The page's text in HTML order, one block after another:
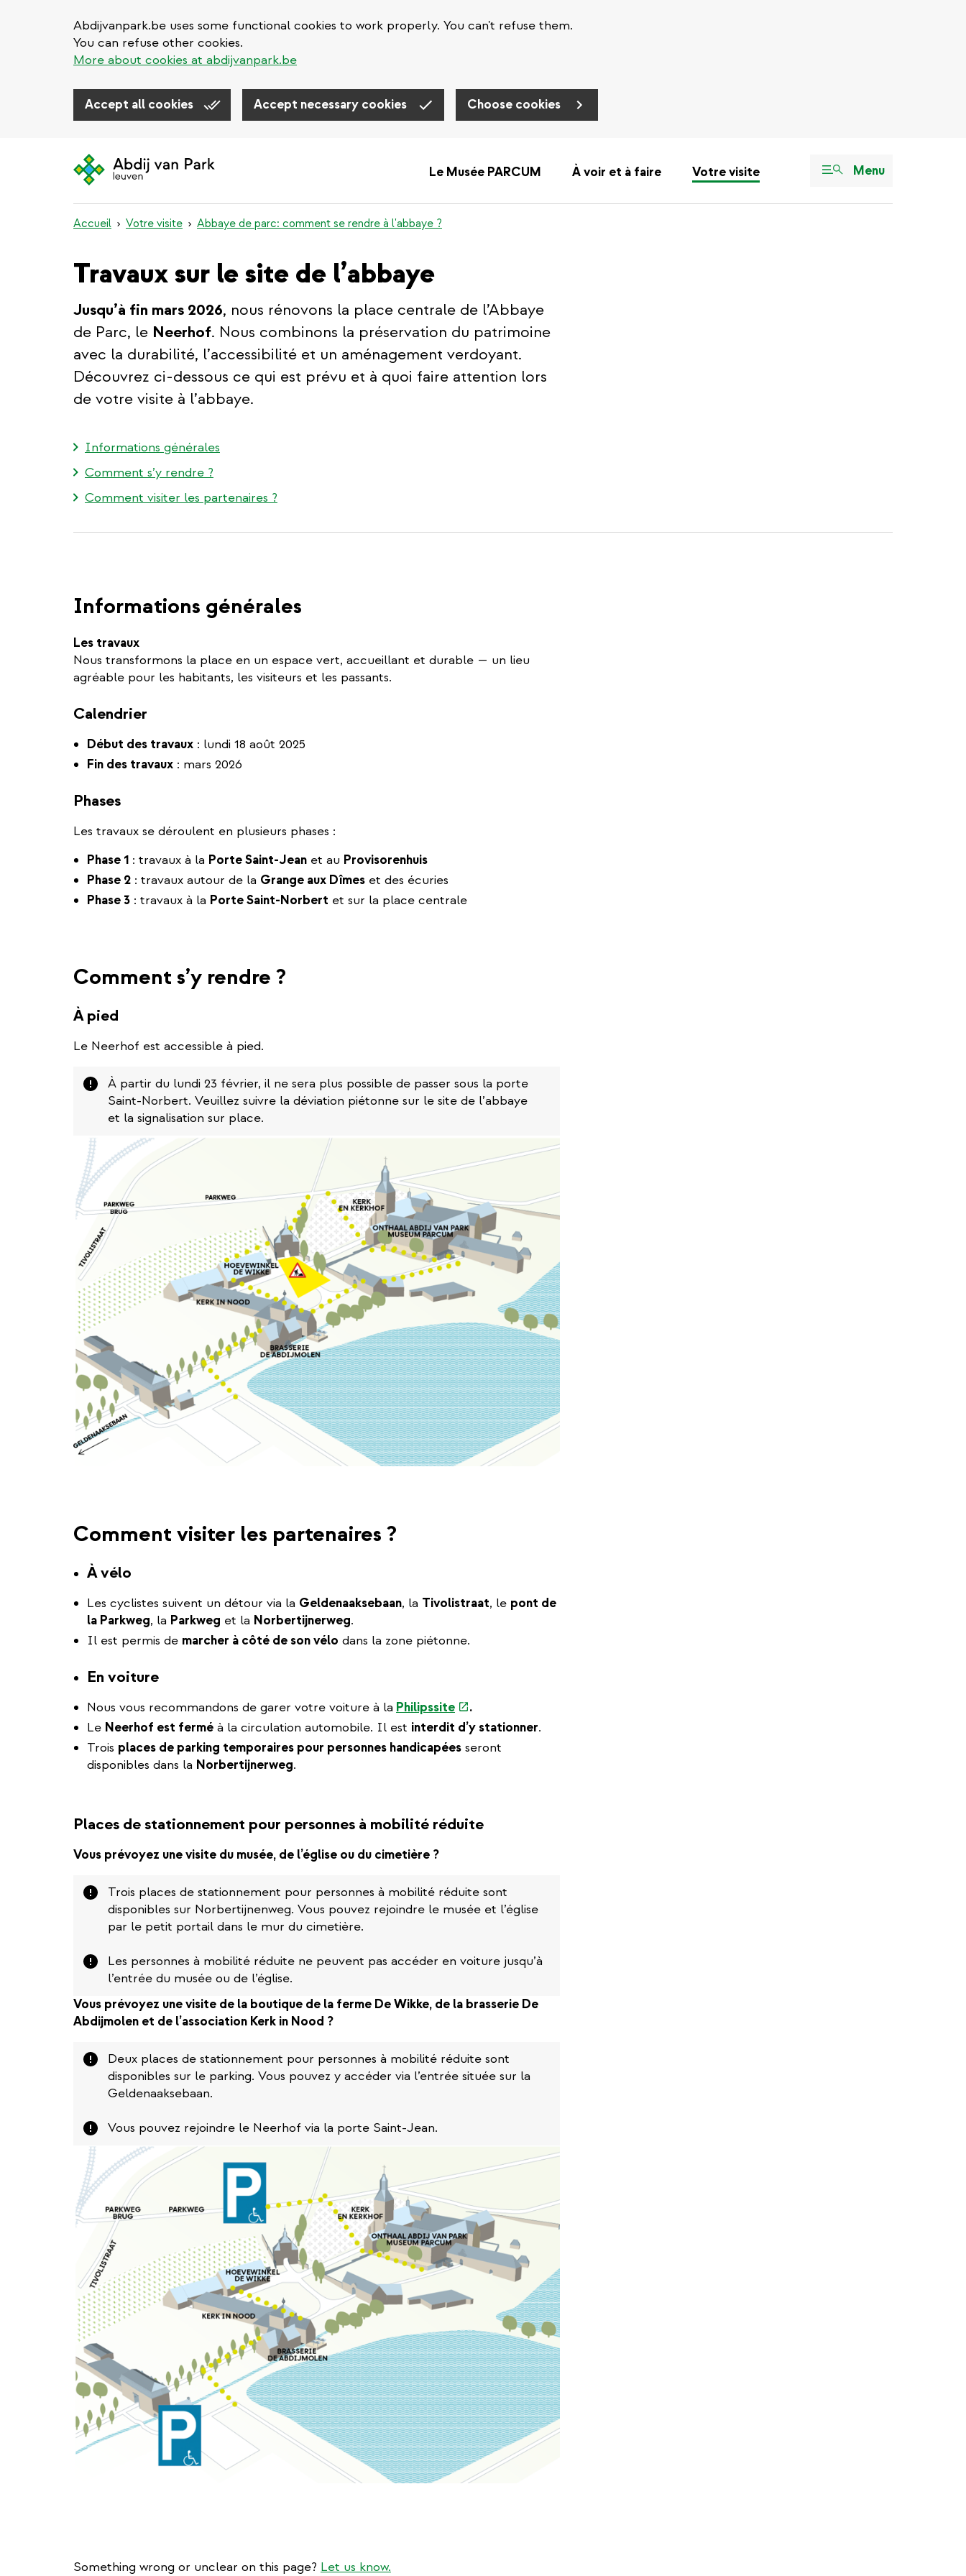
Abdijvanpark.be uses some functional cookies to work properly. You can't refuse them.
You can refuse other cookies.
More about cookies at abdijvanpark.be
Accept all cookies Accept necessary cookies Choose cookies
Le Musée PARCUM À voir et à faire Votre visite Menu
Accueil Votre visite Abbaye de parc: comment se rendre à l'abbaye ?
Travaux sur le site de l’abbaye
Jusqu’à fin mars 2026, nous rénovons la place centrale de l’Abbaye
de Parc, le Neerhof. Nous combinons la préservation du patrimoine
avec la durabilité, l’accessibilité et un aménagement verdoyant.
Découvrez ci-dessous ce qui est prévu et à quoi faire attention lors
de votre visite à l’abbaye.
Informations générales
Comment s’y rendre ?
Comment visiter les partenaires ?
Informations générales
Les travaux
Nous transformons la place en un espace vert, accueillant et durable — un lieu
agréable pour les habitants, les visiteurs et les passants.
Calendrier
Début des travaux : lundi 18 août 2025
Fin des travaux : mars 2026
Phases
Les travaux se déroulent en plusieurs phases :
Phase 1 : travaux à la Porte Saint-Jean et au Provisorenhuis
Phase 2 : travaux autour de la Grange aux Dîmes et des écuries
Phase 3 : travaux à la Porte Saint-Norbert et sur la place centrale
Comment s’y rendre ?
À pied
Le Neerhof est accessible à pied.
Attention
À partir du lundi 23 février, il ne sera plus possible de passer sous la porte
Saint-Norbert. Veuillez suivre la déviation piétonne sur le site de l’abbaye
et la signalisation sur place.
Comment visiter les partenaires ?
À vélo
Les cyclistes suivent un détour via la Geldenaaksebaan, la Tivolistraat, le pont de
la Parkweg, la Parkweg et la Norbertijnerweg.
Il est permis de marcher à côté de son vélo dans la zone piétonne.
En voiture
Nous vous recommandons de garer votre voiture à la Philipssite(link
is
external)
.
Le Neerhof est fermé à la circulation automobile. Il est interdit d’y stationner.
Trois places de parking temporaires pour personnes handicapées seront
disponibles dans la Norbertijnerweg.
Places de stationnement pour personnes à mobilité réduite
Vous prévoyez une visite du musée, de l’église ou du cimetière ?
Attention
Trois places de stationnement pour personnes à mobilité réduite sont
disponibles sur Norbertijnenweg. Vous pouvez rejoindre le musée et l’église
par le petit portail dans le mur du cimetière.
Attention
Les personnes à mobilité réduite ne peuvent pas accéder en voiture jusqu’à
l’entrée du musée ou de l’église.
Vous prévoyez une visite de la boutique de la ferme De Wikke, de la brasserie De
Abdijmolen et de l’association Kerk in Nood ?
Attention
Deux places de stationnement pour personnes à mobilité réduite sont
disponibles sur le parking. Vous pouvez y accéder via l’entrée située sur la
Geldenaaksebaan.
Attention
Vous pouvez rejoindre le Neerhof via la porte Saint-Jean.
Something wrong or unclear on this page? Let us know.